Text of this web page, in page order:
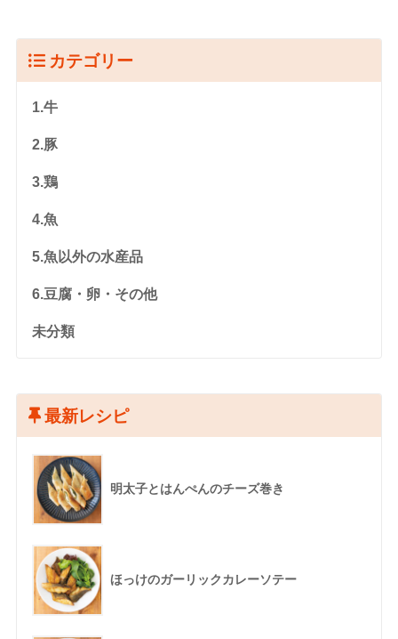
カテゴリー
1.牛
2.豚
3.鶏
4.魚
5.魚以外の水産品
6.豆腐・卵・その他
未分類
最新レシピ
明太子とはんぺんのチーズ巻き
ほっけのガーリックカレーソテー